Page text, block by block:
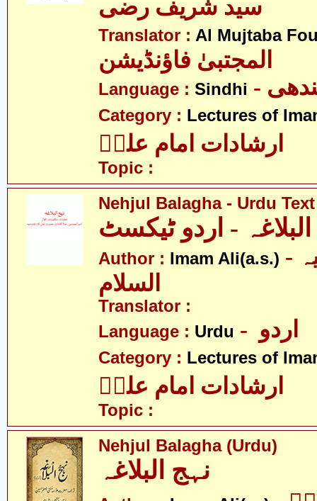
سید شریف رضی
Translator : Al Mujtaba
المجتبیٰ فاؤنڈیشن
Language : Sindhi
Category : Lectures of
ارشادات امام علیؑ
Topic :
Nehjul Balagha - Urdu Text
- اردو ٹیکسٹ
Author : Imam Ali(a.s.) - امام علی علیہ
السلام
Translator :
Language : Urdu
Category : Lectures of
ارشادات امام علیؑ
Topic :
Nehjul Balagha (Urdu)
نہج البلاغہ